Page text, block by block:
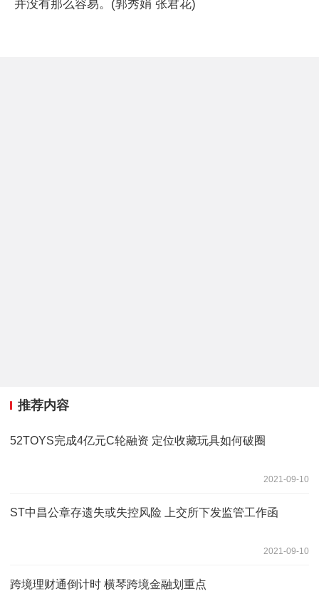
并没有那么容易。(郭秀娟 张君花)
推荐内容
52TOYS完成4亿元C轮融资 定位收藏玩具如何破圈
2021-09-10
ST中昌公章存遗失或失控风险 上交所下发监管工作函
2021-09-10
跨境理财通倒计时 横琴跨境金融划重点